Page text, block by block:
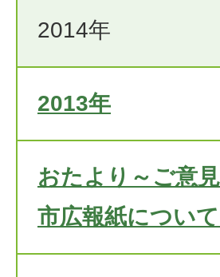
2014年
2013年
おたより～ご意
市広報紙について